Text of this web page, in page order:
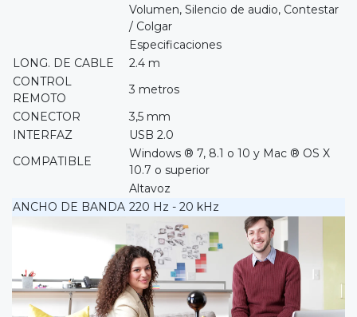
Volumen, Silencio de audio, Contestar
/ Colgar
Especificaciones
LONG. DE CABLE
2.4 m
CONTROL
REMOTO
3 metros
CONECTOR
3,5 mm
INTERFAZ
USB 2.0
COMPATIBLE
Windows ® 7, 8.1 o 10 y Mac ® OS X
10.7 o superior
Altavoz
ANCHO DE BANDA 220 Hz - 20 kHz